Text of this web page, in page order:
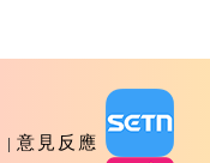
意見反應